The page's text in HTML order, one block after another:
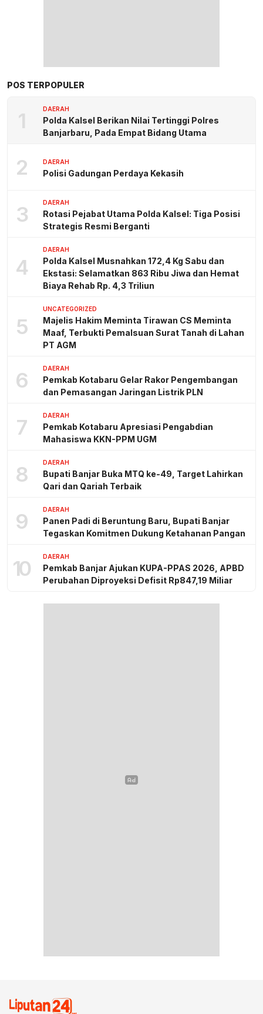
POS TERPOPULER
1 DAERAH
Polda Kalsel Berikan Nilai Tertinggi Polres
Banjarbaru, Pada Empat Bidang Utama
2 DAERAH
Polisi Gadungan Perdaya Kekasih
3 DAERAH
Rotasi Pejabat Utama Polda Kalsel: Tiga Posisi
Strategis Resmi Berganti
4
DAERAH
Polda Kalsel Musnahkan 172,4 Kg Sabu dan
Ekstasi: Selamatkan 863 Ribu Jiwa dan Hemat
Biaya Rehab Rp. 4,3 Triliun
5
UNCATEGORIZED
Majelis Hakim Meminta Tirawan CS Meminta
Maaf, Terbukti Pemalsuan Surat Tanah di Lahan
PT AGM
6 DAERAH
Pemkab Kotabaru Gelar Rakor Pengembangan
dan Pemasangan Jaringan Listrik PLN
7 DAERAH
Pemkab Kotabaru Apresiasi Pengabdian
Mahasiswa KKN-PPM UGM
8 DAERAH
Bupati Banjar Buka MTQ ke-49, Target Lahirkan
Qari dan Qariah Terbaik
9 DAERAH
Panen Padi di Beruntung Baru, Bupati Banjar
Tegaskan Komitmen Dukung Ketahanan Pangan
10 DAERAH
Pemkab Banjar Ajukan KUPA-PPAS 2026, APBD
Perubahan Diproyeksi Defisit Rp847,19 Miliar